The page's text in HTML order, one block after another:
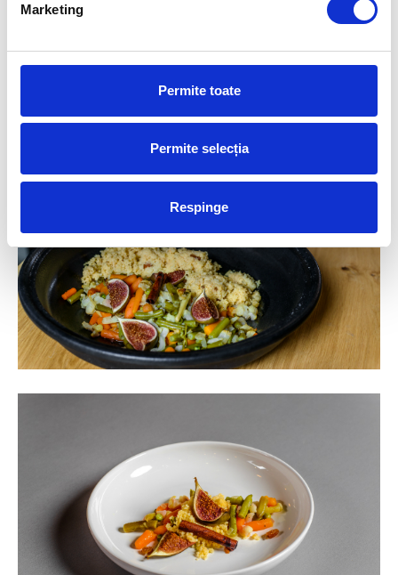
Marketing
Permite toate
Permite selecția
Respinge
4.Pe o farfurie intinsa, asezam un pat de couscous peste care punem
proaspat si migdale zdrobite.